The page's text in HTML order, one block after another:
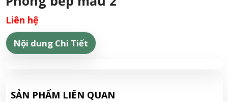
Liên hệ
Nội dung Chi Tiết
SẢN PHẨM LIÊN QUAN